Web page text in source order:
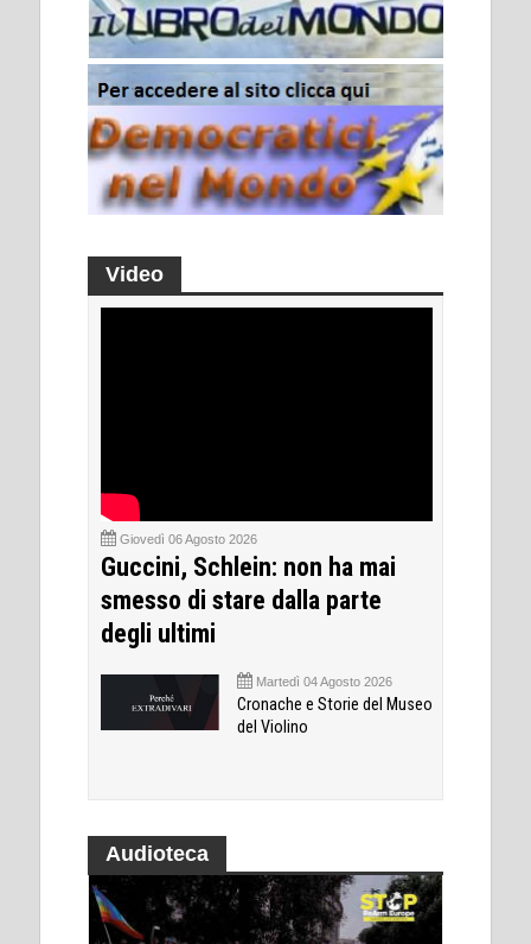
Video
Giovedì 06 Agosto 2026
Guccini, Schlein: non ha mai
smesso di stare dalla parte
degli ultimi
Martedì 04 Agosto 2026
Cronache e Storie del Museo
del Violino
Audioteca